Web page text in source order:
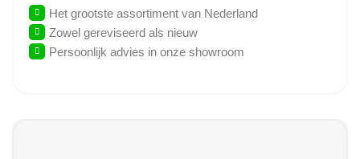
Het grootste assortiment van Nederland
Zowel gereviseerd als nieuw
Persoonlijk advies in onze showroom